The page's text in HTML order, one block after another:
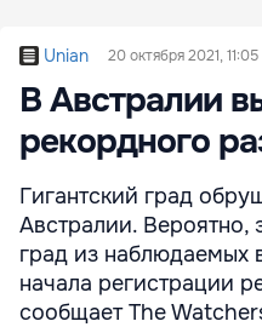
Unian 20 октября 2021, 11:05
В Австралии
рекордного
Гигантский град
Австралии. Вероятно,
град из наблюдаемых
начала регистрации
сообщает The